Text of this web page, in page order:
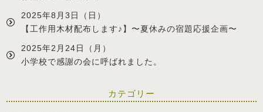
2025年8月3日（日）
【工作用木材配布します♪】〜夏休みの宿題応援企画〜
2025年2月24日（月）
小学校で感謝の会に呼ばれました。
カテゴリー